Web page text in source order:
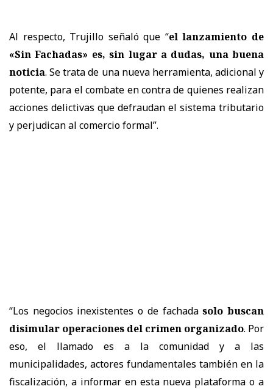
Al respecto, Trujillo señaló que “el lanzamiento de
«Sin Fachadas» es, sin lugar a dudas, una buena
noticia. Se trata de una nueva herramienta, adicional y
potente, para el combate en contra de quienes realizan
acciones delictivas que defraudan el sistema tributario
y perjudican al comercio formal”.
“Los negocios inexistentes o de fachadasolo buscan
disimular operaciones del crimen organizado. Por
eso, el llamado es a la comunidad y a las
municipalidades, actores fundamentales también en la
fiscalización, a informar en esta nueva plataforma o a